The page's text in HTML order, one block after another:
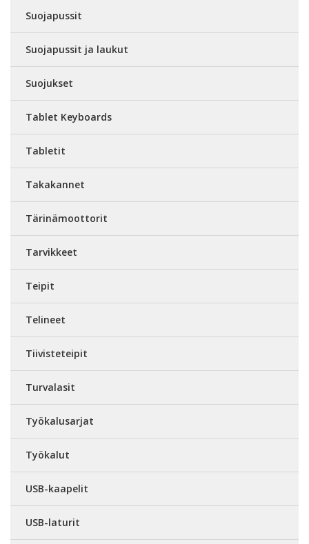
Suojapussit
Suojapussit ja laukut
Suojukset
Tablet Keyboards
Tabletit
Takakannet
Tärinämoottorit
Tarvikkeet
Teipit
Telineet
Tiivisteteipit
Turvalasit
Työkalusarjat
Työkalut
USB-kaapelit
USB-laturit